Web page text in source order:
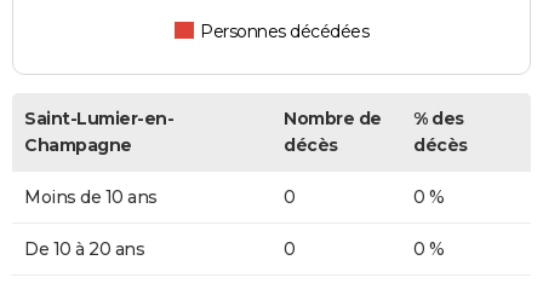
Personnes décédées
Saint-Lumier-en-
Champagne
Nombre de
décès
% des
décès
Moins de 10 ans 0 0 %
De 10 à 20 ans 0 0 %